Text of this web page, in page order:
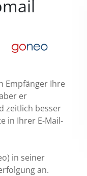
Empfänger Ihre
er
zeitlich besser
in Ihrer E-Mail-
in seiner
an.